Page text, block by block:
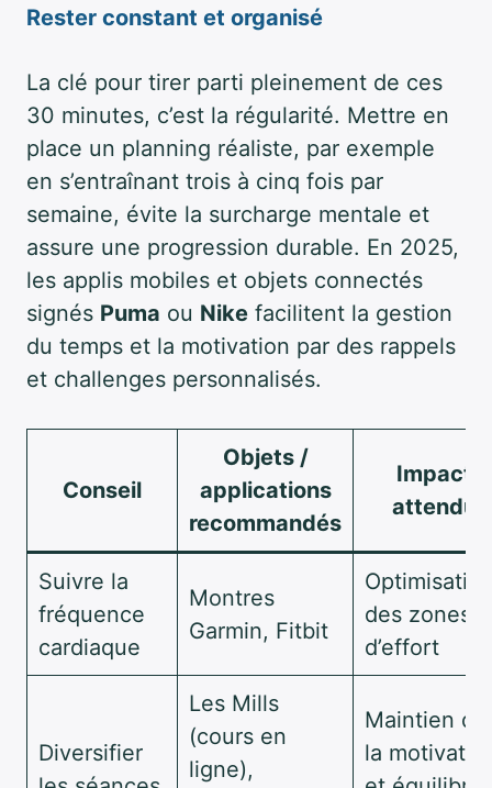
Rester constant et organisé
La clé pour tirer parti pleinement de ces
30 minutes, c’est la régularité. Mettre en
place un planning réaliste, par exemple
en s’entraînant trois à cinq fois par
semaine, évite la surcharge mentale et
assure une progression durable. En 2025,
les applis mobiles et objets connectés
signés Puma ou Nike facilitent la gestion
du temps et la motivation par des rappels
et challenges personnalisés.
Conseil
Objets /
applications
recommandés
Impact
attendu
Suivre la
fréquence
cardiaque
Montres
Garmin, Fitbit
des zones
d’effort
Diversifier
Les Mills
(cours en
ligne),
Maintien de
la